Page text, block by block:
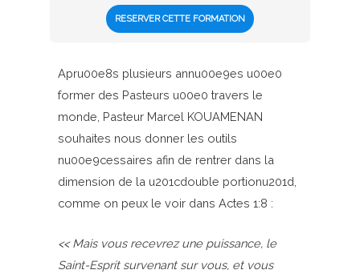
RESERVER CETTE FORMATION
Apru00e8s plusieurs annu00e9es u00e0
former des Pasteurs u00e0 travers le
monde, Pasteur Marcel KOUAMENAN
souhaites nous donner les outils
nu00e9cessaires afin de rentrer dans la
dimension de la u201cdouble portionu201d,
comme on peux le voir dans Actes 1:8 :
<< Mais vous recevrez une puissance, le
Saint-Esprit survenant sur vous, et vous